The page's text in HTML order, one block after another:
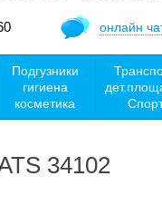
онлайн
Подгузники
гигиена
косметика
34102